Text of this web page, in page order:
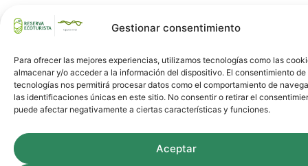
Gestionar consentimiento
Para ofrecer las mejores experiencias, utilizamos tecnologías como las
almacenar y/o acceder a la información del dispositivo. El consentimiento de
tecnologías nos permitirá procesar datos como el comportamiento de
las identificaciones únicas en este sitio. No consentir o retirar el
puede afectar negativamente a ciertas características y funciones.
Aceptar